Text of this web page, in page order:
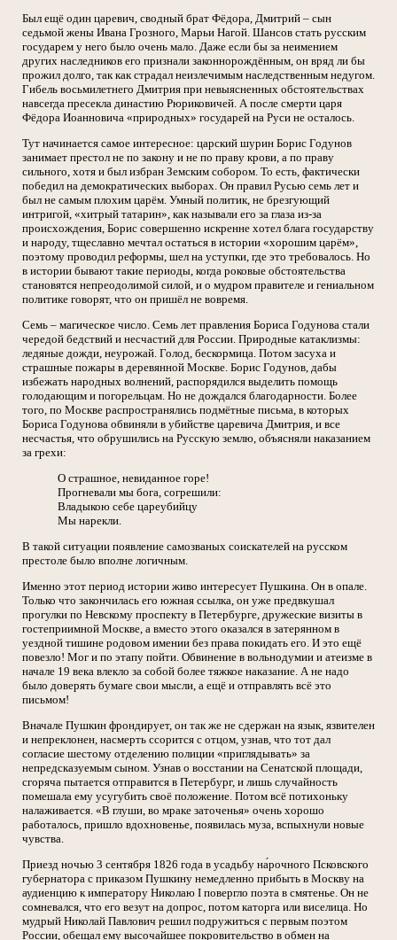
Был ещё один царевич, сводный брат Фёдора, Дмитрий – сын
седьмой жены Ивана Грозного, Марьи Нагой. Шансов стать русским
государем у него было очень мало. Даже если бы за неимением
других наследников его признали законнорождённым, он вряд ли бы
прожил долго, так как страдал неизлечимым наследственным недугом.
Гибель восьмилетнего Дмитрия при невыясненных обстоятельствах
навсегда пресекла династию Рюриковичей. А после смерти царя
Фёдора Иоанновича «природных» государей на Руси не осталось.
Тут начинается самое интересное: царский шурин Борис Годунов
занимает престол не по закону и не по праву крови, а по праву
сильного, хотя и был избран Земским собором. То есть, фактически
победил на демократических выборах. Он правил Русью семь лет и
был не самым плохим царём. Умный политик, не брезгующий
интригой, «хитрый татарин», как называли его за глаза из-за
происхождения, Борис совершенно искренне хотел блага государству
и народу, тщеславно мечтал остаться в истории «хорошим царём»,
поэтому проводил реформы, шел на уступки, где это требовалось. Но
в истории бывают такие периоды, когда роковые обстоятельства
становятся непреодолимой силой, и о мудром правителе и гениальном
политике говорят, что он пришёл не вовремя.
Семь – магическое число. Семь лет правления Бориса Годунова стали
чередой бедствий и несчастий для России. Природные катаклизмы:
ледяные дожди, неурожай. Голод, бескормица. Потом засуха и
страшные пожары в деревянной Москве. Борис Годунов, дабы
избежать народных волнений, распорядился выделить помощь
голодающим и погорельцам. Но не дождался благодарности. Более
того, по Москве распространялись подмётные письма, в которых
Бориса Годунова обвиняли в убийстве царевича Дмитрия, и все
несчастья, что обрушились на Русскую землю, объясняли наказанием
за грехи:
О страшное, невиданное горе!
Прогневали мы бога, согрешили:
Владыкою себе цареубийцу
Мы нарекли.
В такой ситуации появление самозваных соискателей на русском
престоле было вполне логичным.
Именно этот период истории живо интересует Пушкина. Он в опале.
Только что закончилась его южная ссылка, он уже предвкушал
прогулки по Невскому проспекту в Петербурге, дружеские визиты в
гостеприимной Москве, а вместо этого оказался в затерянном в
уездной тишине родовом имении без права покидать его. И это ещё
повезло! Мог и по этапу пойти. Обвинение в вольнодумии и атеизме в
начале 19 века влекло за собой более тяжкое наказание. А не надо
было доверять бумаге свои мысли, а ещё и отправлять всё это
письмом!
Вначале Пушкин фрондирует, он так же не сдержан на язык, язвителен
и непреклонен, насмерть ссорится с отцом, узнав, что тот дал
согласие шестому отделению полиции «приглядывать» за
непредсказуемым сыном. Узнав о восстании на Сенатской площади,
сгоряча пытается отправится в Петербург, и лишь случайность
помешала ему усугубить своё положение. Потом всё потихоньку
налаживается. «В глуши, во мраке заточенья» очень хорошо
работалось, пришло вдохновенье, появилась муза, вспыхнули новые
чувства.
Приезд ночью 3 сентября 1826 года в усадьбу на́рочного Псковского
губернатора с приказом Пушкину немедленно прибыть в Москву на
аудиенцию к императору Николаю I повергло поэта в смятенье. Он не
сомневался, что его везут на допрос, потом каторга или виселица. Но
мудрый Николай Павлович решил подружиться с первым поэтом
России, обещал ему высочайшее покровительство в обмен на